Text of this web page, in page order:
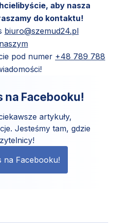
aby nasza
do kontaktu!
biuro@szemud24.pl
pod numer +48 789 788
na Facebooku!
artykuły,
Jesteśmy tam, gdzie
na Facebooku!